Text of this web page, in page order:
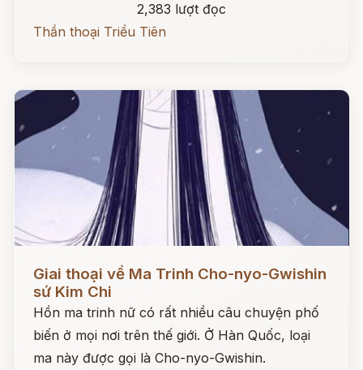
2,383 lượt đọc
Thần thoại Triều Tiên
Giai thoại về Ma Trinh Cho-nyo-Gwishin
sứ Kim Chi
Hồn ma trinh nữ có rất nhiều câu chuyện phố
biến ở mọi nơi trên thế giới. Ở Hàn Quốc, loại
ma này được gọi là Cho-nyo-Gwishin.